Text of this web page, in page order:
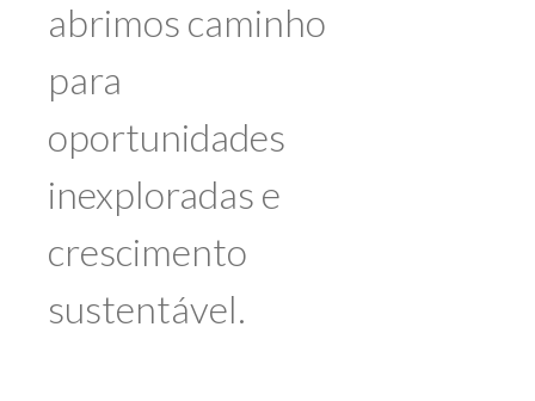
abrimos caminho
para
oportunidades
inexploradas e
crescimento
sustentável.